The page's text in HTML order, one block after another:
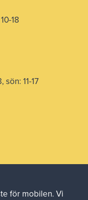
18
sön: 11-17
för mobilen. Vi